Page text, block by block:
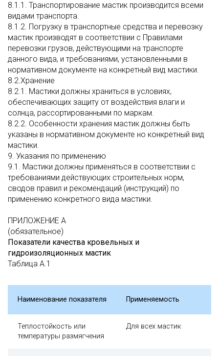
8.1.1. Транспортирование мастик производится всеми
видами транспорта.
8.1.2. Погрузку в транспортные средства и перевозку
мастик производят в соответствии с Правилами
перевозки грузов, действующими на транспорте
данного вида, и требованиями, установленными в
нормативном документе на конкретный вид мастики.
8.2.Хранение
8.2.1. Мастики должны храниться в условиях,
обеспечивающих защиту от воздействия влаги и
солнца, рассортированными по маркам.
8.2.2. Особенности хранения мастик должны быть
указаны в нормативном документе но конкретный вид
мастики.
9. Указания по применению
9.1. Мастики должны применяться в соответствии с
требованиями действующих строительных норм,
сводов правил и рекомендаций (инструкций) по
применению конкретного вида мастики.
ПРИЛОЖЕНИЕ А
(обязательное)
Показатели качества кровельных и
гидроизоляционных мастик
Таблица А.1
Наименование показателя Применяемость
Теплостойкость или
температуры размягчения
Для всех мастик